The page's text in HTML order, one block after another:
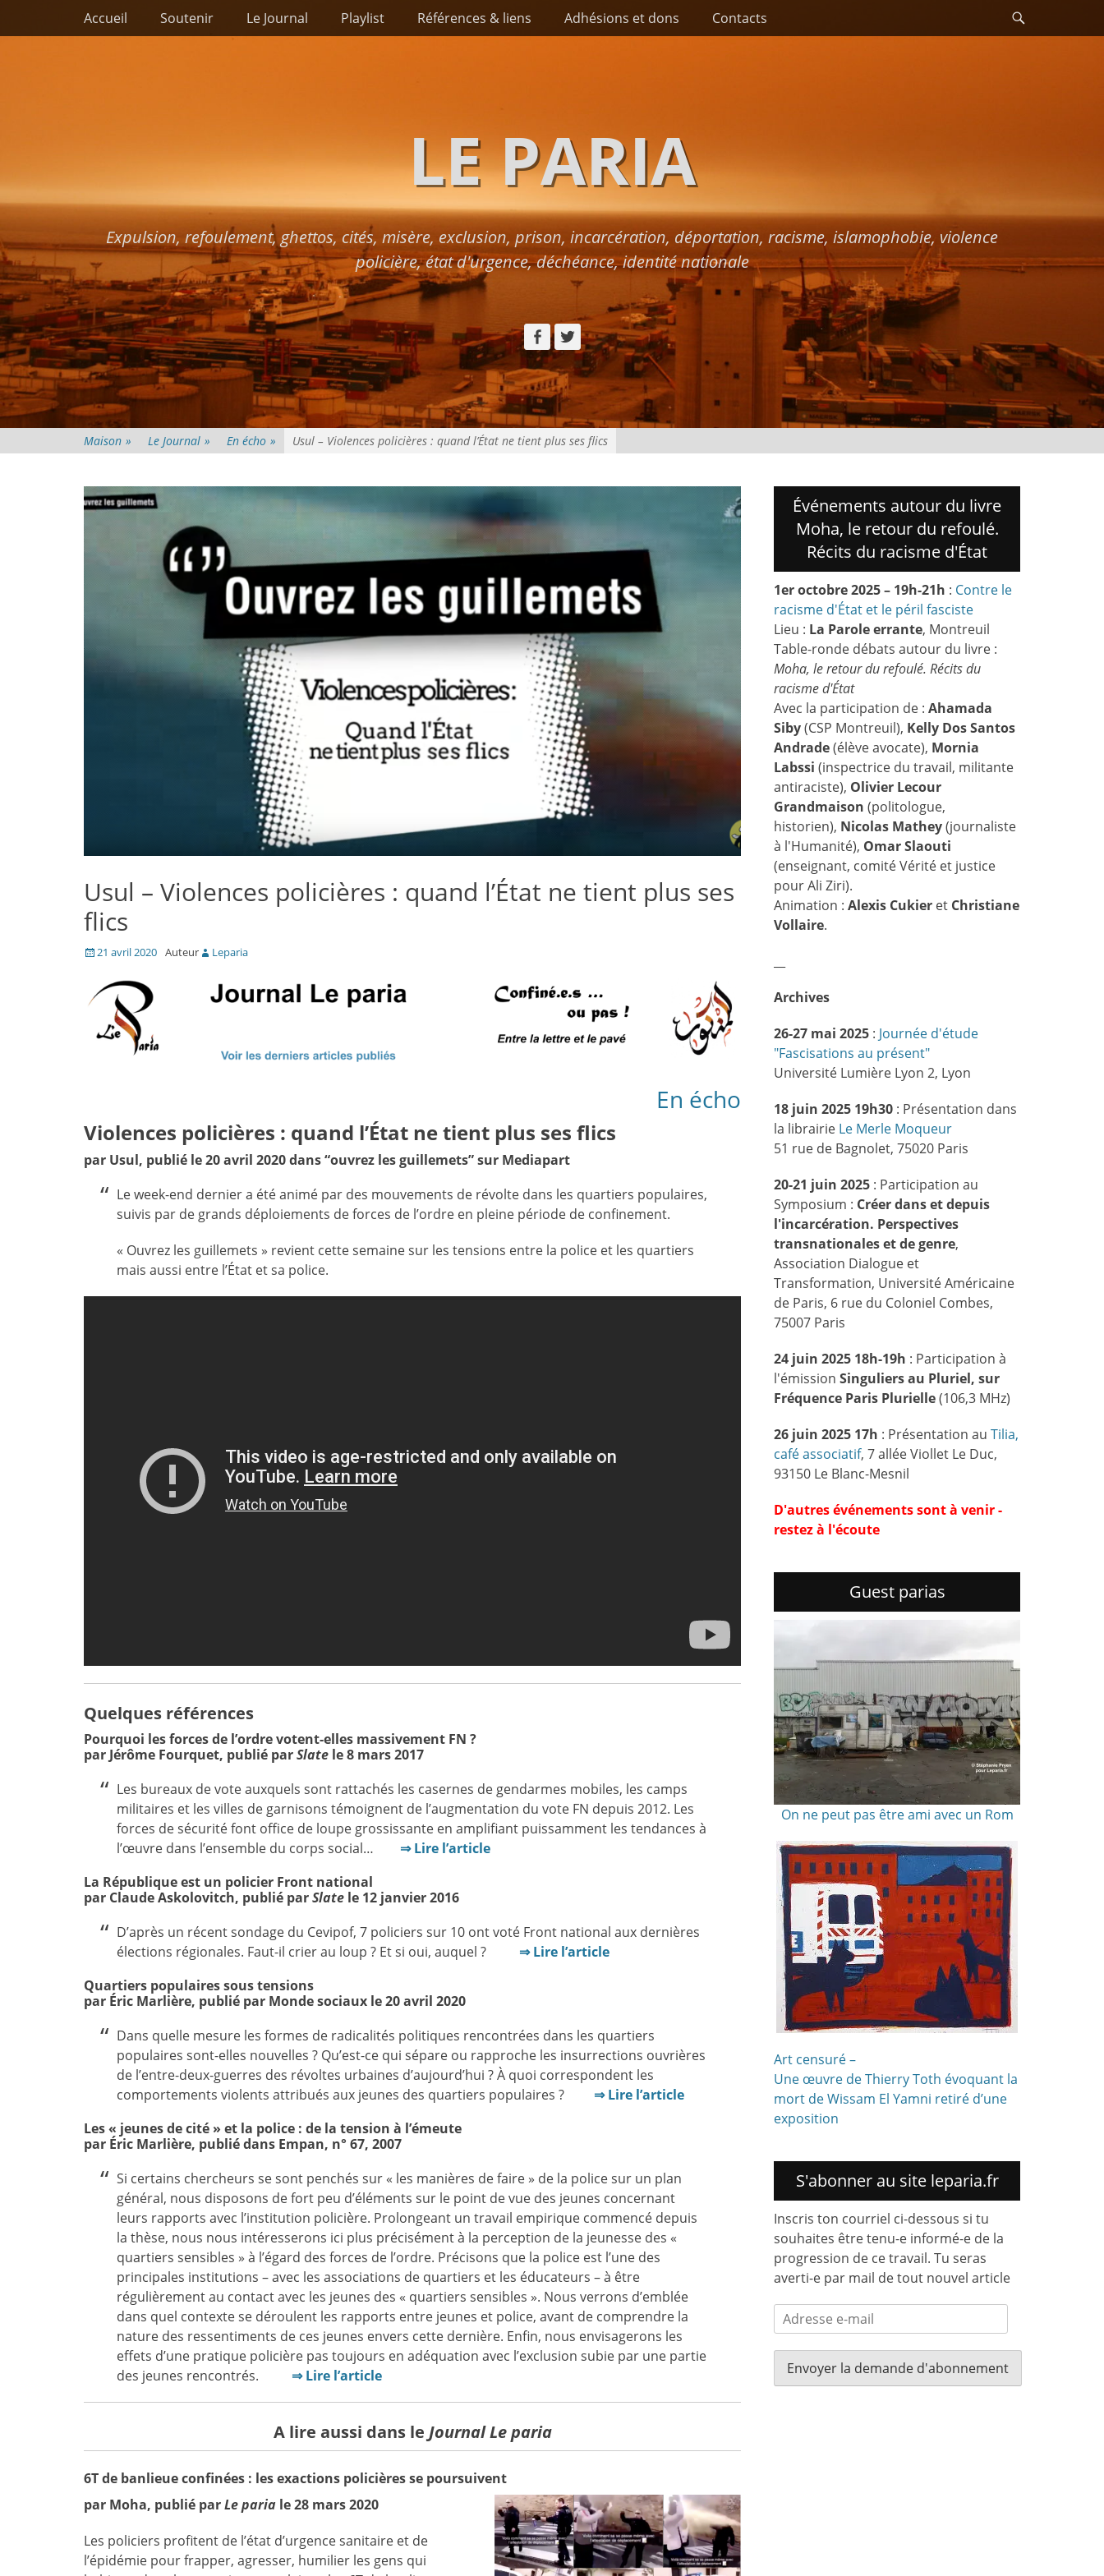
Passer
Premier menu
Accueil Soutenir Le Journal Playlist Références & liens Adhésions et dons Contacts
LE PARIA
Expulsion, refoulement, ghettos, cités, misère, exclusion, prison, incarcération, déportation, racisme, islamophobie, violence
policière, état d'urgence, déchéance, identité nationale
Facebook
Twitter
Maison » Le Journal » En écho » Usul – Violences policières : quand l’État ne tient plus ses flics
Usul – Violences policières : quand l’État ne tient plus ses
flics
Posté21 avril 2020 Auteur Leparia
En écho
Violences policières : quand l’État ne tient plus ses flics
par Usul, publié le 20 avril 2020 dans “ouvrez les guillemets”sur Mediapart
Le week-end dernier a été animé par des mouvements de révolte dans les quartiers populaires,
suivis par de grands déploiements de forces de l’ordre en pleine période de confinement.
« Ouvrez les guillemets » revient cette semaine sur les tensions entre la police et les quartiers
mais aussi entre l’État et sa police.
Quelques références
Pourquoi les forces de l’ordre votent-elles massivement FN ?
par Jérôme Fourquet, publié parSlate le 8 mars 2017
Les bureaux de vote auxquels sont rattachés les casernes de gendarmes mobiles, les camps
militaires et les villes de garnisons témoignent de l’augmentation du vote FN depuis 2012. Les
forces de sécurité font office de loupe grossissante en amplifiant puissamment les tendances à
l’œuvre dans l’ensemble du corps social… ⇒ Lire l’article
La République est un policier Front national
par Claude Askolovitch, publié parSlate le 12 janvier 2016
D’après un récent sondage du Cevipof, 7 policiers sur 10 ont voté Front national aux dernières
élections régionales. Faut-il crier au loup ? Et si oui, auquel ? ⇒ Lire l’article
Quartiers populaires sous tensions
par Éric Marlière, publié par Monde sociaux le 20 avril 2020
Dans quelle mesure les formes de radicalités politiques rencontrées dans les quartiers
populaires sont-elles nouvelles ? Qu’est-ce qui sépare ou rapproche les insurrections ouvrières
de l’entre-deux-guerres des révoltes urbaines d’aujourd’hui ? À quoi correspondent les
comportements violents attribués aux jeunes des quartiers populaires ? ⇒ Lire l’article
Les « jeunes de cité » et la police : de la tension à l’émeute
par Éric Marlière, publié dans Empan, n° 67, 2007
Si certains chercheurs se sont penchés sur « les manières de faire » de la police sur un plan
général, nous disposons de fort peu d’éléments sur le point de vue des jeunes concernant
leurs rapports avec l’institution policière. Prolongeant un travail empirique commencé depuis
la thèse, nous nous intéresserons ici plus précisément à la perception de la jeunesse des «
quartiers sensibles » à l’égard des forces de l’ordre. Précisons que la police est l’une des
principales institutions – avec les associations de quartiers et les éducateurs – à être
régulièrement au contact avec les jeunes des « quartiers sensibles ». Nous verrons d’emblée
dans quel contexte se déroulent les rapports entre jeunes et police, avant de comprendre la
nature des ressentiments de ces jeunes envers cette dernière. Enfin, nous envisagerons les
effets d’une pratique policière pas toujours en adéquation avec l’exclusion subie par une partie
des jeunes rencontrés. ⇒ Lire l’article
A lire aussi dans le Journal Le paria
6T de banlieue confinées : les exactions policières se poursuivent
par Moha, publié parLe paria le 28 mars 2020
Les policiers profitent de l’état d’urgence sanitaire et de
l’épidémie pour frapper, agresser, humilier les gens qui
Événements autour du livre
Moha, le retour du refoulé.
Récits du racisme d'État
1er octobre 2025 – 19h-21h : Contre le
racisme d'État et le péril fasciste
Lieu : La Parole errante, Montreuil
Table-ronde débats autour du livre :
Moha, le retour du refoulé. Récits du
racisme d'État
Avec la participation de : Ahamada
Siby(CSP Montreuil), Kelly Dos Santos
Andrade(élève avocate), Mornia
Labssi (inspectrice du travail, militante
antiraciste), Olivier Lecour
Grandmaison (politologue,
historien), Nicolas Mathey(journaliste
à l'Humanité), Omar Slaouti
(enseignant, comité Vérité et justice
pour Ali Ziri).
Animation : Alexis Cukier et Christiane
Vollaire.
Archives
26-27 mai 2025 : Journée d'étude
"Fascisations au présent"
Université Lumière Lyon 2, Lyon
18 juin 2025 19h30 : Présentation dans
la librairie Le Merle Moqueur
51 rue de Bagnolet, 75020 Paris
20-21 juin 2025 : Participation au
Symposium : Créer dans et depuis
l'incarcération. Perspectives
transnationales et de genre,
Association Dialogue et
Transformation, Université Américaine
de Paris, 6 rue du Coloniel Combes,
75007 Paris
24 juin 2025 18h-19h : Participation à
l'émission Singuliers au Pluriel, sur
Fréquence Paris Plurielle(106,3 MHz)
26 juin 2025 17h : Présentation au Tilia,
café associatif, 7 allée Viollet Le Duc,
93150 Le Blanc-Mesnil
D'autres événements sont à venir -
restez à l'écoute
Guest parias
On ne peut pas être ami avec un Rom
Art censuré –
Une œuvre de Thierry Toth évoquant la
mort de Wissam El Yamni retiré d’une
exposition
S'abonner au site leparia.fr
Inscris ton courriel ci-dessous si tu
souhaites être tenu-e informé-e de la
progression de ce travail. Tu seras
averti-e par mail de tout nouvel article
Adresse
e-
mail